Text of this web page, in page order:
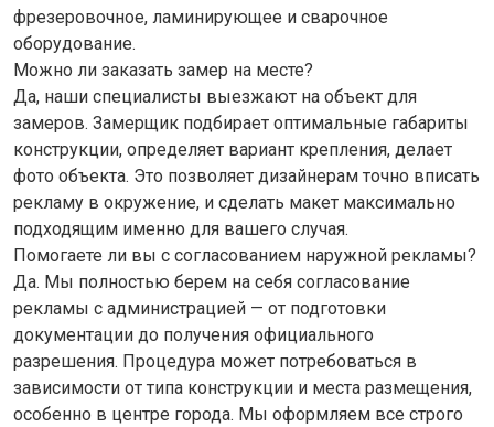
фрезеровочное, ламинирующее и сварочное
оборудование.
Можно ли заказать замер на месте?
Да, наши специалисты выезжают на объект для
замеров. Замерщик подбирает оптимальные габариты
конструкции, определяет вариант крепления, делает
фото объекта. Это позволяет дизайнерам точно вписать
рекламу в окружение, и сделать макет максимально
подходящим именно для вашего случая.
Помогаете ли вы с согласованием наружной рекламы?
Да. Мы полностью берем на себя согласование
рекламы с администрацией — от подготовки
документации до получения официального
разрешения. Процедура может потребоваться в
зависимости от типа конструкции и места размещения,
особенно в центре города. Мы оформляем все строго